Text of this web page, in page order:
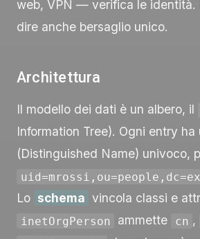
web, VPN — verifica le identità.
dire anche bersaglio unico.
Architettura
Il modello dei dati è un albero, il
Information Tree). Ogni entry ha
(Distinguished Name) univoco,
Lo schema vincola classi e
inetOrgPerson ammette cn ,